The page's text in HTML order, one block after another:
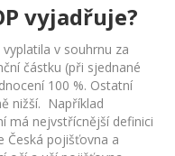
vyjadřuje?
v souhrnu za
částku (při sjednané
100 %. Ostatní
nižší. Například
má nejvstřícnější definici
Česká pojišťovna a